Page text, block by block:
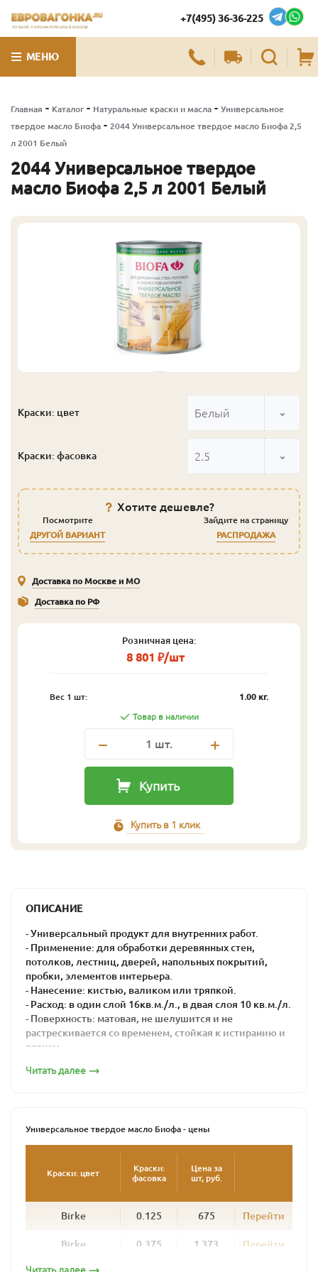
ЛУЧШИЕ ПИЛОМАТЕРИАЛЫ В МОСКВЕ
+7(495) 36-36-225
МЕНЮ
Главная - Каталог - Натуральные краски и масла - Универсальное
твердое масло Биофа - 2044 Универсальное твердое масло Биофа 2,5
л 2001 Белый
2044 Универсальное твердое
масло Биофа 2,5 л 2001 Белый
Краски: цвет Белый
Краски: фасовка 2.5
Хотите дешевле?
Посмотрите
ДРУГОЙ ВАРИАНТ
Зайдите на страницу
РАСПРОДАЖА
Доставка по Москве и МО
Доставка по РФ
Розничная цена:
8 801 ₽/шт
Вес 1 шт: 1.00 кг.
Товар в наличии
1 шт.
Купить
Купить в 1 клик
ОПИСАНИЕ
- Универсальный продукт для внутренних работ.
- Применение: для обработки деревянных стен,
потолков, лестниц, дверей, напольных покрытий,
пробки, элементов интерьера.
- Нанесение: кистью, валиком или тряпкой.
- Расход: в один слой 16кв.м./л., в двая слоя 10 кв.м./л.
- Поверхность: матовая, не шелушится и не
растрескивается со временем, стойкая к истиранию и
пятнам.
- Время высыхания: 16-24 часов
натуральных компонентов для защиты дерева.
Универсальное твердое масло BIOFA можно
применять и как грунт, и как основное покрытие.
Идеально подходит для впитывающих поверхностей,
Масло используется для всех видов работ внутри
мебели и стен.
Масло глубоко проникает и подчеркивает натуральную
Читать далее
Универсальное твердое масло Биофа - цены
Краски: цвет
Краски:
фасовка
Цена за
шт, руб.
Birke 0.125 675 Перейти
Birke 0.375 1 373 Перейти
Читать далее